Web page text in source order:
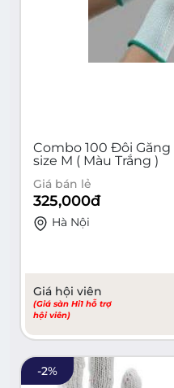
Combo 100 Đôi Găng
size M ( Màu Trắng )
Giá bán lẻ
325,000đ
Hà Nội
Giá hội viên
(Giá sàn Hi1 hỗ trợ
hội viên)
-2%